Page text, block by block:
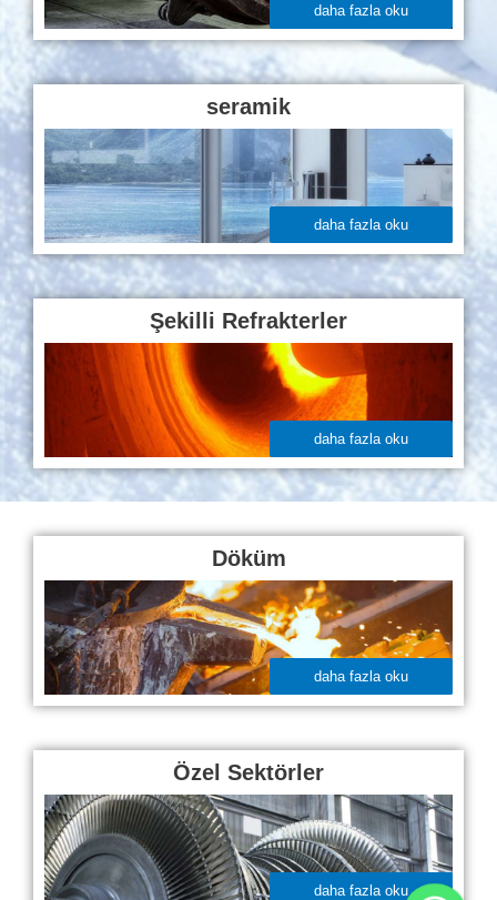
daha fazla oku
seramik
daha fazla oku
Şekilli Refrakterler
daha fazla oku
Döküm
daha fazla oku
Özel Sektörler
daha fazla oku